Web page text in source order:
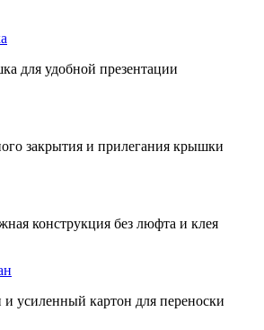
для удобной презентации
закрытия и прилегания крышки
конструкция без люфта и клея
усиленный картон для переноски